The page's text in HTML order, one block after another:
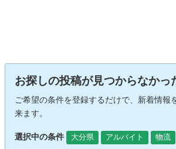
お探しの投稿が見つからなかっ
ご希望の条件を登録するだけで、新着情報
来ます。
選択中の条件 大分県 アルバイト 物流